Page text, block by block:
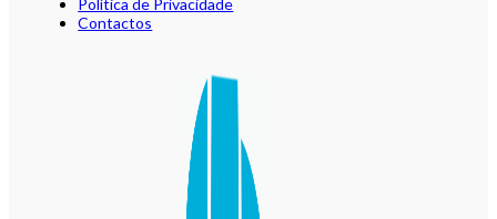
Política de Privacidade
Contactos